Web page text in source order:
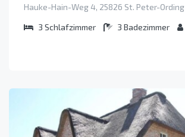
Hauke-Hain-Weg 4, 25826 St. Peter-Ording
3 Schlafzimmer 3 Badezimmer